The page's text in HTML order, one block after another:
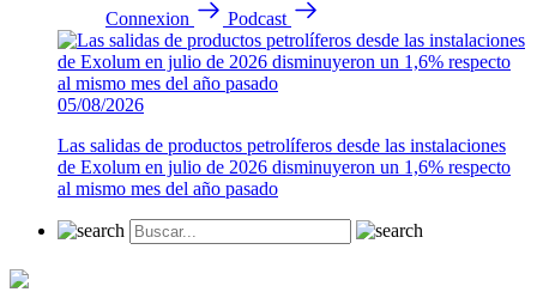
Connexion
Podcast
05/08/2026
Las salidas de productos petrolíferos desde las instalaciones
de Exolum en julio de 2026 disminuyeron un 1,6% respecto
al mismo mes del año pasado